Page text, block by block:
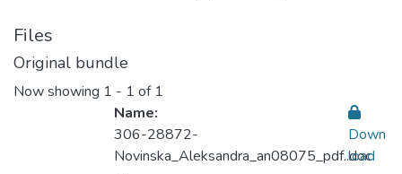
Files
Original bundle
Now showing 1 - 1 of 1
Name:
306-28872-
Novinska_Aleksandra_an08075_pdf..doc
Down
load